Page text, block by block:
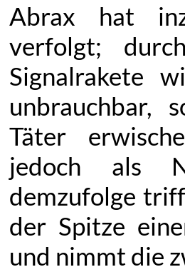
Abrax hat
verfolgt;
Signalrakete
unbrauchbar,
Täter
jedoch als
demzufolge
der Spitze
und nimmt die